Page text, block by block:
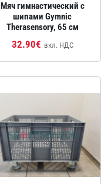
Мяч гимнастический с
шипами Gymnic
Therasensory, 65 см
32.90€ вкл. НДС